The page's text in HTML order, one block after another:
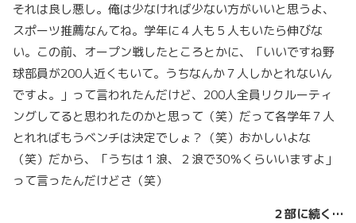
それは良し悪し。俺は少なければ少ない方がいいと思うよ、
スポーツ推薦なんてね。学年に４人も５人もいたら伸びな
い。この前、オープン戦したところとかに、「いいですね野
球部員が200人近くもいて。うちなんか７人しかとれないん
ですよ。」って言われたんだけど、200人全員リクルーティ
ングしてると思われたのかと思って（笑）だって各学年７人
とれればもうベンチは決定でしょ？（笑）おかしいよな
（笑）だから、「うちは１浪、２浪で30％くらいいますよ」
って言ったんだけどさ（笑）
２部に続く…